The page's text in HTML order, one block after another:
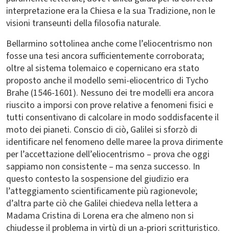
interpretazione era la Chiesa e la sua Tradizione, non le
visioni transeunti della filosofia naturale.
Bellarmino sottolinea anche come l’eliocentrismo non
fosse una tesi ancora sufficientemente corroborata;
oltre al sistema tolemaico e copernicano era stato
proposto anche il modello semi-eliocentrico di Tycho
Brahe (1546-1601). Nessuno dei tre modelli era ancora
riuscito a imporsi con prove relative a fenomeni fisici e
tutti consentivano di calcolare in modo soddisfacente il
moto dei pianeti. Conscio di ciò, Galilei si sforzò di
identificare nel fenomeno delle maree la prova dirimente
per l’accettazione dell’eliocentrismo – prova che oggi
sappiamo non consistente – ma senza successo. In
questo contesto la sospensione del giudizio era
l’atteggiamento scientificamente più ragionevole;
d’altra parte ciò che Galilei chiedeva nella lettera a
Madama Cristina di Lorena era che almeno non si
chiudesse il problema in virtù di un a-priori scritturistico.